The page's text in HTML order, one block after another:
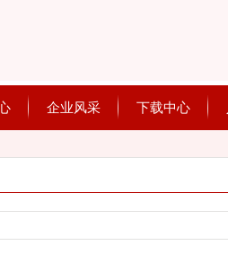
企业风采 下载中心